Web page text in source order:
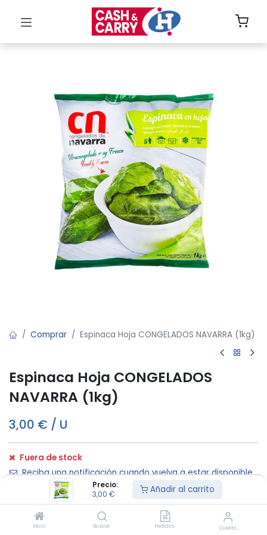
Precio:
3,00 € Añadir al carrito
Inicio Buscar Pedidos Cuenta
Comprar Espinaca Hoja CONGELADOS NAVARRA (1kg)
Espinaca Hoja CONGELADOS
NAVARRA (1kg)
3,00 € / U
Fuera de stock
Reciba una notificación cuando vuelva a estar disponible
Términos y condiciones: